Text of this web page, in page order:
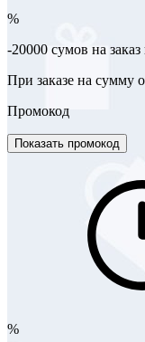
%
-20000 сумов на
При заказе на сумму
Промокод
Показать промокод
%